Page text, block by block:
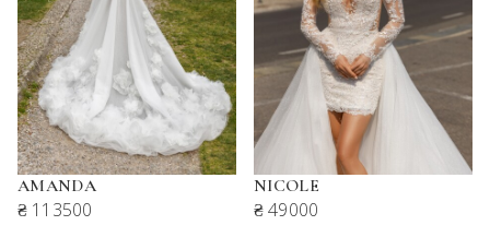
AMANDA
₴ 113500
NICOLE
₴ 49000